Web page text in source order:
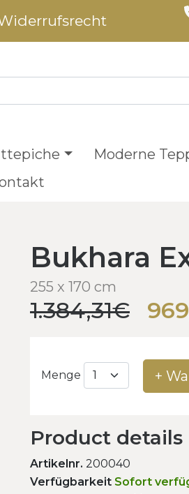
Moderne
Bukhara
255 x 170 cm
1.384,31€
Menge +
Product details
Artikelnr. 200040
Verfügbarkeit Sofort